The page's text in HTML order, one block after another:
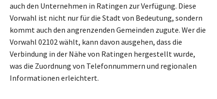
auch den Unternehmen in Ratingen zur Verfügung. Diese
Vorwahl ist nicht nur für die Stadt von Bedeutung, sondern
kommt auch den angrenzenden Gemeinden zugute. Wer die
Vorwahl 02102 wählt, kann davon ausgehen, dass die
Verbindung in der Nähe von Ratingen hergestellt wurde,
was die Zuordnung von Telefonnummern und regionalen
Informationen erleichtert.